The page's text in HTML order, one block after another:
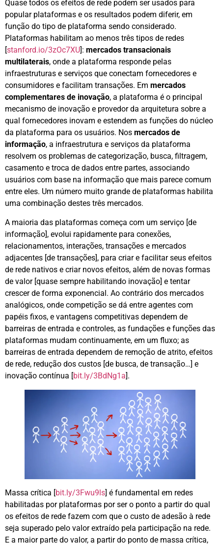
Quase todos os efeitos de rede podem ser usados para
popular plataformas e os resultados podem diferir, em
função do tipo de plataforma sendo considerado.
Plataformas habilitam ao menos três tipos de redes
[stanford.io/3zOc7XU]: mercados transacionais
multilaterais, onde a plataforma responde pelas
infraestruturas e serviços que conectam fornecedores e
consumidores e facilitam transações. Em mercados
complementares de inovação, a plataforma é o principal
mecanismo de inovação e provedor da arquitetura sobre a
qual fornecedores inovam e estendem as funções do núcleo
da plataforma para os usuários. Nos mercados de
informação, a infraestrutura e serviços da plataforma
resolvem os problemas de categorização, busca, filtragem,
casamento e troca de dados entre partes, associando
usuários com base na informação que mais parece comum
entre eles. Um número muito grande de plataformas habilita
uma combinação destes três mercados.
A maioria das plataformas começa com um serviço [de
informação], evolui rapidamente para conexões,
relacionamentos, interações, transações e mercados
adjacentes [de transações], para criar e facilitar seus efeitos
de rede nativos e criar novos efeitos, além de novas formas
de valor [quase sempre habilitando inovação] e tentar
crescer de forma exponencial. Ao contrário dos mercados
analógicos, onde competição se dá entre agentes com
papéis fixos, e vantagens competitivas dependem de
barreiras de entrada e controles, as fundações e funções das
plataformas mudam continuamente, em um fluxo; as
barreiras de entrada dependem de remoção de atrito, efeitos
de rede, redução dos custos [de busca, de transação…] e
inovação contínua [bit.ly/3BdNg1a].
Massa crítica [bit.ly/3Fwu9ls] é fundamental em redes
habilitadas por plataformas por ser o ponto a partir do qual
os efeitos de rede fazem com que o custo de adesão à rede
seja superado pelo valor extraído pela participação na rede.
E a maior parte do valor, a partir do ponto de massa crítica,